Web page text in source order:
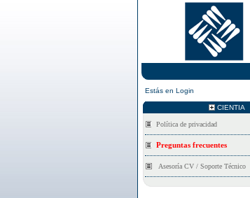
Estás en Login
CIENTIA
Asesoría CV / Soporte Técnico